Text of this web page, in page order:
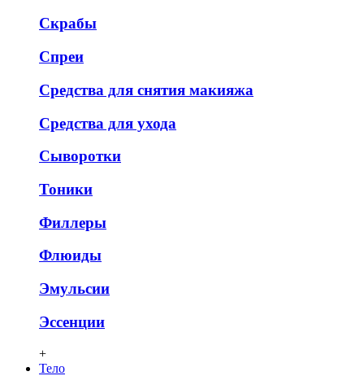
Скрабы
Спреи
Средства для снятия макияжа
Средства для ухода
Сыворотки
Тоники
Филлеры
Флюиды
Эмульсии
Эссенции
+
Тело